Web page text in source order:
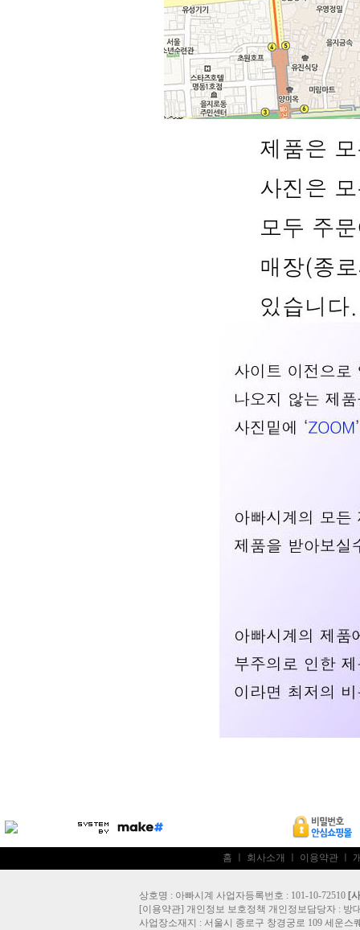
홈 회사소개 이용약관
상호명 : 아빠시계 사업자등록번호 : 101-10-72510 [
[이용약관] 개인정보 보호정책 개인정보담당자 : 방
사업장소재지 : 서울시 종로구 창경궁로 109 세운스